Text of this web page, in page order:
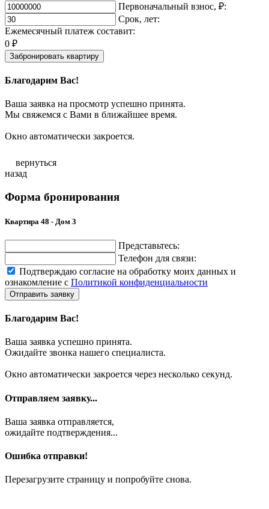
Первоначальный взнос, ₽:
Срок, лет:
Ежемесячный платеж составит:
0 ₽
Забронировать квартиру
Благодарим Вас!
Ваша заявка на просмотр успешно принята.
Мы свяжемся с Вами в ближайшее время.
Окно автоматически закроется.
вернуться
назад
Форма бронирования
Квартира 48 - Дом 3
Представьтесь:
Телефон для связи:
Подтверждаю согласие на обработку моих данных и
ознакомление с Политикой конфиденциальности
Отправить заявку
Благодарим Вас!
Ваша заявка успешно принята.
Ожидайте звонка нашего специалиста.
Окно автоматически закроется через несколько секунд.
Отправляем заявку...
Ваша заявка отправляется,
ожидайте подтверждения...
Ошибка отправки!
Перезагрузите страницу и попробуйте снова.